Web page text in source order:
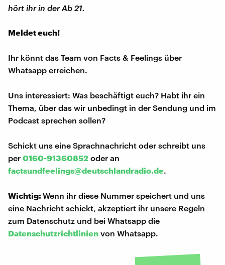
hört ihr in der Ab 21.
Meldet euch!
Ihr könnt das Team von Facts & Feelings über
Whatsapp erreichen.
Uns interessiert: Was beschäftigt euch? Habt ihr ein
Thema, über das wir unbedingt in der Sendung und im
Podcast sprechen sollen?
Schickt uns eine Sprachnachricht oder schreibt uns
per 0160-91360852 oder an
factsundfeelings@deutschlandradio.de.
Wichtig:Wenn ihr diese Nummer speichert und uns
eine Nachricht schickt, akzeptiert ihr unsere Regeln
zum Datenschutz und bei Whatsapp die
Datenschutzrichtlinien von Whatsapp.